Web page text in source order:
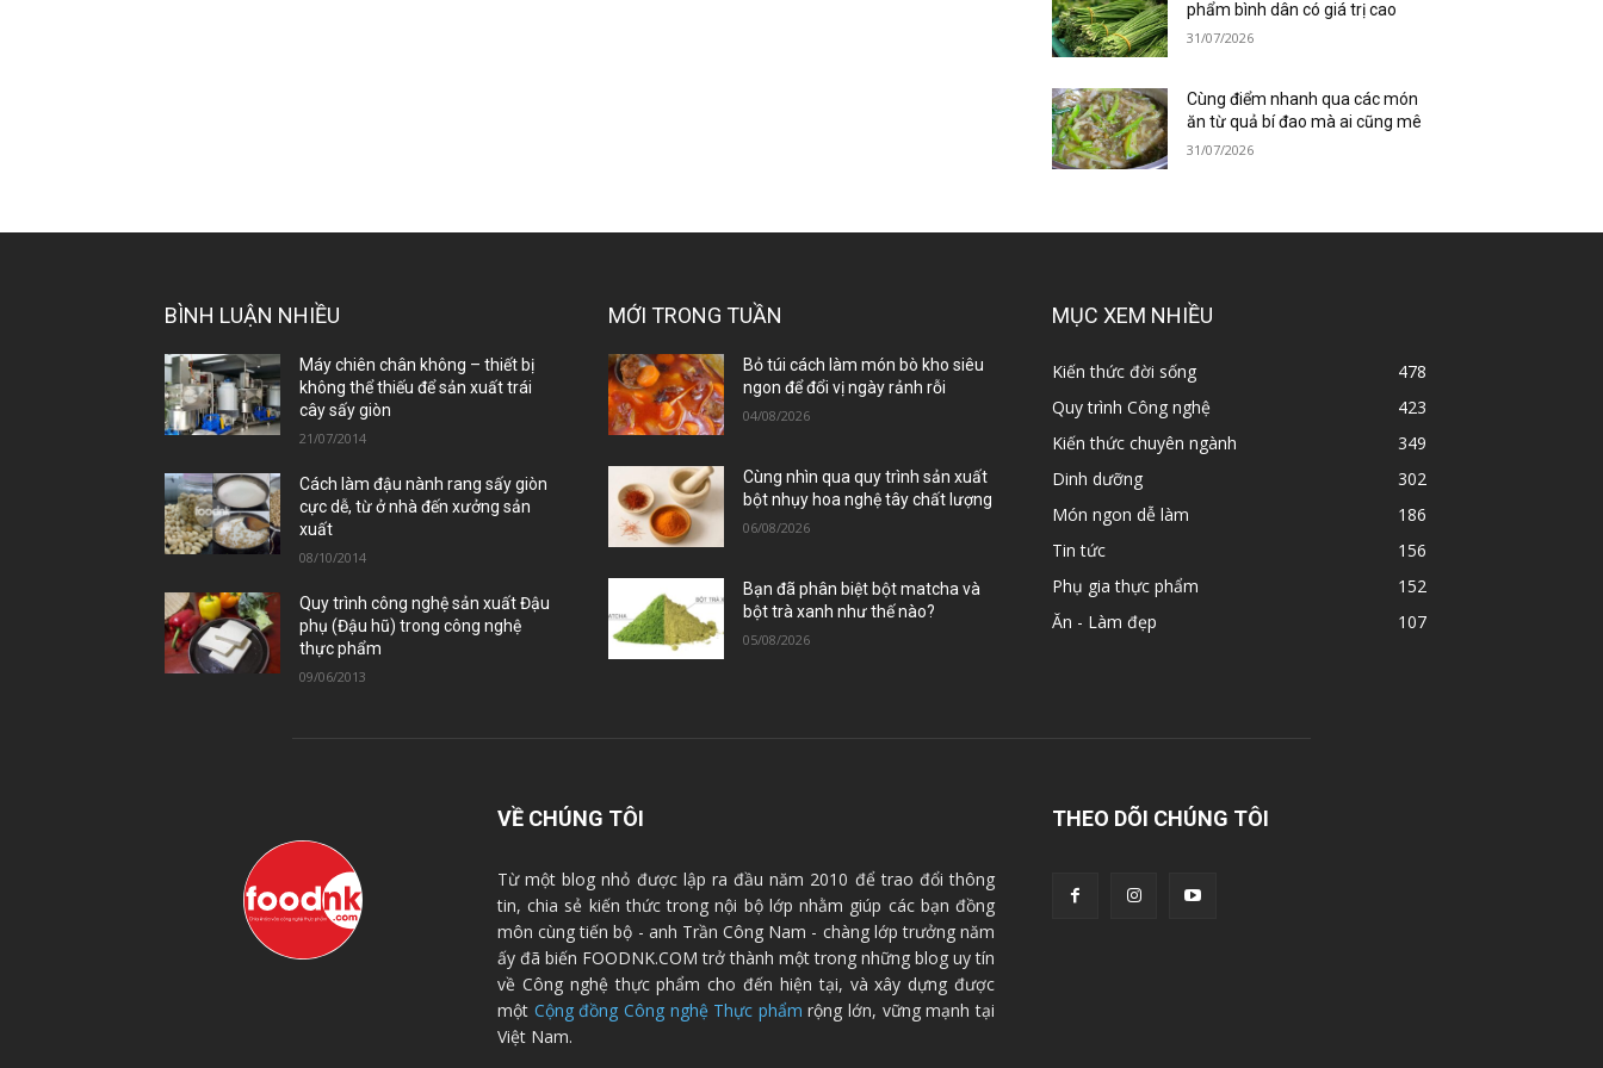
phẩm bình dân có giá trị cao
31/07/2026
Cùng điểm nhanh qua các món
ăn từ quả bí đao mà ai cũng mê
31/07/2026
BÌNH LUẬN NHIỀU
Máy chiên chân không – thiết bị
không thể thiếu để sản xuất trái
cây sấy giòn
21/07/2014
Cách làm đậu nành rang sấy giòn
cực dễ, từ ở nhà đến xưởng sản
xuất
08/10/2014
Quy trình công nghệ sản xuất Đậu
phụ (Đậu hũ) trong công nghệ
thực phẩm
09/06/2013
MỚI TRONG TUẦN
Bỏ túi cách làm món bò kho siêu
ngon để đổi vị ngày rảnh rỗi
04/08/2026
Cùng nhìn qua quy trình sản xuất
bột nhụy hoa nghệ tây chất lượng
06/08/2026
Bạn đã phân biệt bột matcha và
bột trà xanh như thế nào?
05/08/2026
MỤC XEM NHIỀU
Kiến thức đời sống
478
Quy trình Công nghệ
423
Kiến thức chuyên ngành
349
Dinh dưỡng
302
Món ngon dễ làm
186
Tin tức
156
Phụ gia thực phẩm
152
Ăn - Làm đẹp
107
VỀ CHÚNG TÔI
Từ một blog nhỏ được lập ra đầu năm 2010 để trao đổi thông
tin, chia sẻ kiến thức trong nội bộ lớp nhằm giúp các bạn đồng
môn cùng tiến bộ - anh Trần Công Nam - chàng lớp trưởng năm
ấy đã biến FOODNK.COM trở thành một trong những blog uy tín
về Công nghệ thực phẩm cho đến hiện tại, và xây dựng được
một Cộng đồng Công nghệ Thực phẩm rộng lớn, vững mạnh tại
Việt Nam.
THEO DÕI CHÚNG TÔI